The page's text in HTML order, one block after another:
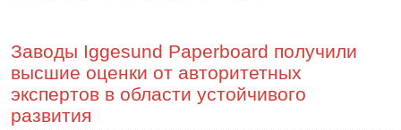
Заводы Iggesund Paperboard получили
высшие оценки от авторитетных
экспертов в области устойчивого
развития